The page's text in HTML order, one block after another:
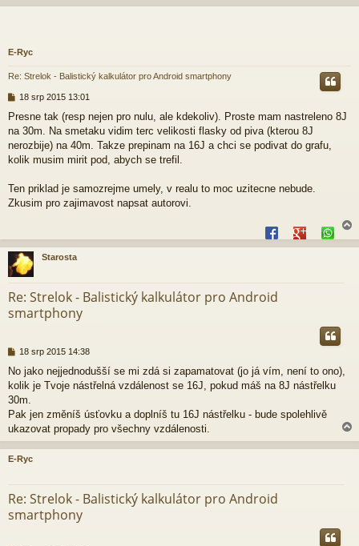
E-Ryc
Re: Strelok - Balistický kalkulátor pro Android smartphony
P
í
s
p
ě
k
18 srp 2015 13:01
Presne tak (resp nejen pro nulu, ale kdekoliv). Proste mam nastreleno 8J
na 30m. Na smetaku vidim terc velikosti flasky od piva (kterou 8J
nerozbije) na 40m. Takze prepinam na 16J a chci se podivat do grafu,
kolik musim mirit pod, abych se trefil.
Ten priklad je samozrejme umely, v realu to moc uzitecne nebude.
Zkusim pro zajimavost napsat autorovi.
a
h
Starosta
Re: Strelok - Balistický kalkulátor pro Android
smartphony
P
í
s
p
ě
e
18 srp 2015 14:38
No jako nejjednodušší se mi zdá si zapamatovat (jo já vím, není to ono),
kolik je Tvoje nástřelná vzdálenost se 16J, pokud máš na 8J nástřelku
30m.
Pak jen změníš úsťovku a doplníš tu 16J nástřelku - bude spolehlivě
ukazovat propady pro všechny vzdálenosti.
a
h
E-Ryc
Re: Strelok - Balistický kalkulátor pro Android
smartphony